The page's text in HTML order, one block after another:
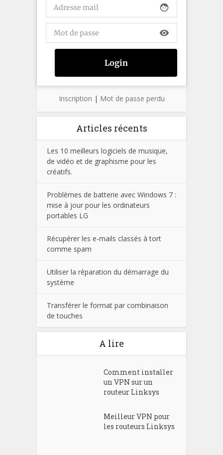
face
visibility
Inscription | Mot de passe perdu
Articles récents
Les 10 meilleurs logiciels de musique,
de vidéo et de graphisme pour les
créatifs.
Problèmes de batterie avec Windows 7 :
mise à jour pour les ordinateurs
portables LG
Récupérer les e-mails classés à tort
comme spam
Utiliser la réparation du démarrage du
système
Transférer le format par combinaison
de touches
A lire
Comment installer
un VPN sur un
routeur Linksys
Meilleur VPN pour
les routeurs Linksys